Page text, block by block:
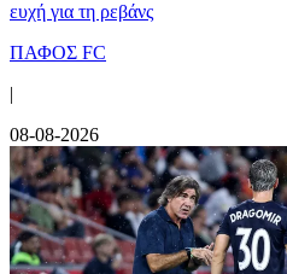
ευχή για τη ρεβάνς
ΠΑΦΟΣ FC
|
08-08-2026